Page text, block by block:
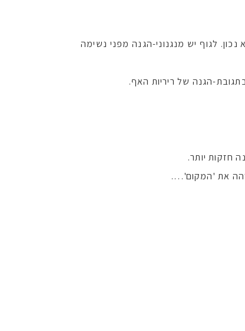
לגוף יש מנגנוני-הגנה מפני נשימה
הגנה של ריריות האף.
חזקות יותר.
את 'המקום'….